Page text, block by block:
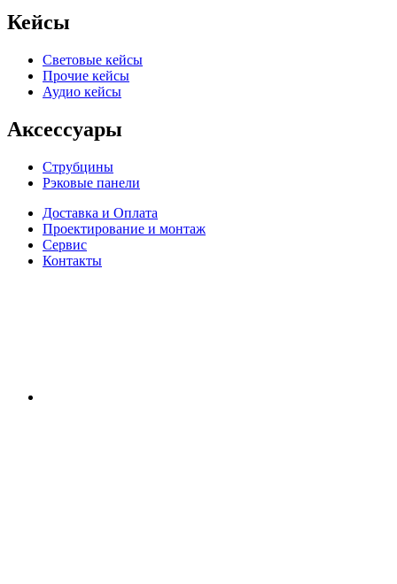
Кейсы
Световые кейсы
Прочие кейсы
Аудио кейсы
Аксессуары
Струбцины
Рэковые панели
Доставка и Оплата
Проектирование и монтаж
Сервис
Контакты